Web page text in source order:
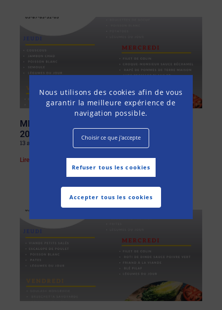
Nous utilisons des cookies afin de vous
garantir la meilleure expérience de
navigation possible.
Choisir ce que j'accepte
Refuser tous les cookies
Accepter tous les cookies
MENU DU LUNDI 13 AU SAMEDI 18 AVRIL
2026
13 avril 2026
Lire la suite »